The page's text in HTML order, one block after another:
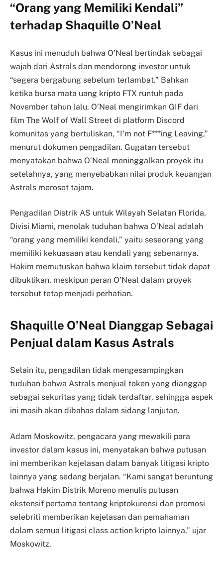
“Orang yang Memiliki Kendali”
terhadap Shaquille O’Neal
Kasus ini menuduh bahwa O’Neal bertindak sebagai
wajah dari Astrals dan mendorong investor untuk
“segera bergabung sebelum terlambat.” Bahkan
ketika bursa mata uang kripto FTX runtuh pada
November tahun lalu, O’Neal mengirimkan GIF dari
film The Wolf of Wall Street di platform Discord
komunitas yang bertuliskan, “I’m not F***ing Leaving,”
menurut dokumen pengadilan. Gugatan tersebut
menyatakan bahwa O’Neal meninggalkan proyek itu
setelahnya, yang menyebabkan nilai produk keuangan
Astrals merosot tajam.
Pengadilan Distrik AS untuk Wilayah Selatan Florida,
Divisi Miami, menolak tuduhan bahwa O’Neal adalah
“orang yang memiliki kendali,” yaitu seseorang yang
memiliki kekuasaan atau kendali yang sebenarnya.
Hakim memutuskan bahwa klaim tersebut tidak dapat
dibuktikan, meskipun peran O’Neal dalam proyek
tersebut tetap menjadi perhatian.
Shaquille O’Neal Dianggap Sebagai
Penjual dalam Kasus Astrals
Selain itu, pengadilan tidak mengesampingkan
tuduhan bahwa Astrals menjual token yang dianggap
sebagai sekuritas yang tidak terdaftar, sehingga aspek
ini masih akan dibahas dalam sidang lanjutan.
Adam Moskowitz, pengacara yang mewakili para
investor dalam kasus ini, menyatakan bahwa putusan
ini memberikan kejelasan dalam banyak litigasi kripto
lainnya yang sedang berjalan. “Kami sangat beruntung
bahwa Hakim Distrik Moreno menulis putusan
ekstensif pertama tentang kriptokurensi dan promosi
selebriti memberikan kejelasan dan pemahaman
dalam semua litigasi class action kripto lainnya,” ujar
Moskowitz.